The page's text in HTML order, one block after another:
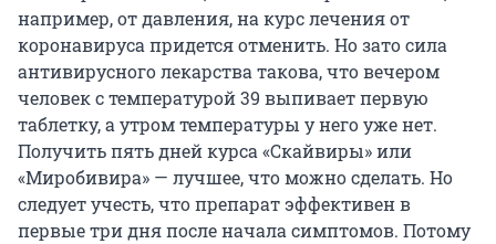
например, от давления, на курс лечения от
коронавируса придется отменить. Но зато сила
антивирусного лекарства такова, что вечером
человек с температурой 39 выпивает первую
таблетку, а утром температуры у него уже нет.
Получить пять дней курса «Скайвиры» или
«Миробивира» — лучшее, что можно сделать. Но
следует учесть, что препарат эффективен в
первые три дня после начала симптомов. Потому